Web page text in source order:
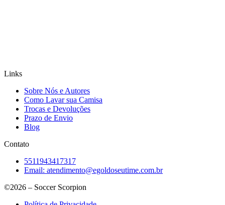
Links
Sobre Nós e Autores
Como Lavar sua Camisa
Trocas e Devoluções
Prazo de Envio
Blog
Contato
5511943417317
Email: atendimento@egoldoseutime.com.br
©2026 – Soccer Scorpion